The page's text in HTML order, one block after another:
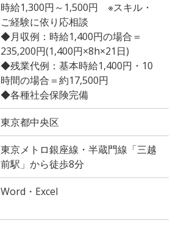
時給1,300円～1,500円 ※スキル・
ご経験に依り応相談
◆月収例：時給1,400円の場合＝
235,200円(1,400円×8h×21日)
◆残業代例：基本時給1,400円・10
時間の場合＝約17,500円
◆各種社会保険完備
東京都中央区
東京メトロ銀座線・半蔵門線「三越
前駅」から徒歩8分
Word・Excel